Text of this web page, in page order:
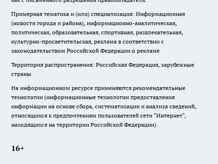
Примерная тематика и (или) специализация: Информационная
(новости города и района), информационно-аналитическая,
политическая, образовательная, спортивная, развлекательная,
культурно-просветительская, реклама в соответствии с
законодательством Российской Федерации о рекламе
Территория распространения: Российская Федерация, зарубежные
страны
На информационном ресурсе применяются рекомендательные
технологии (информационные технологии предоставления
информации на основе сбора, систематизации и анализа сведений,
относящихся к предпочтениям пользователей сети "Интернет",
находящихся на территории Российской Федерации).
16+